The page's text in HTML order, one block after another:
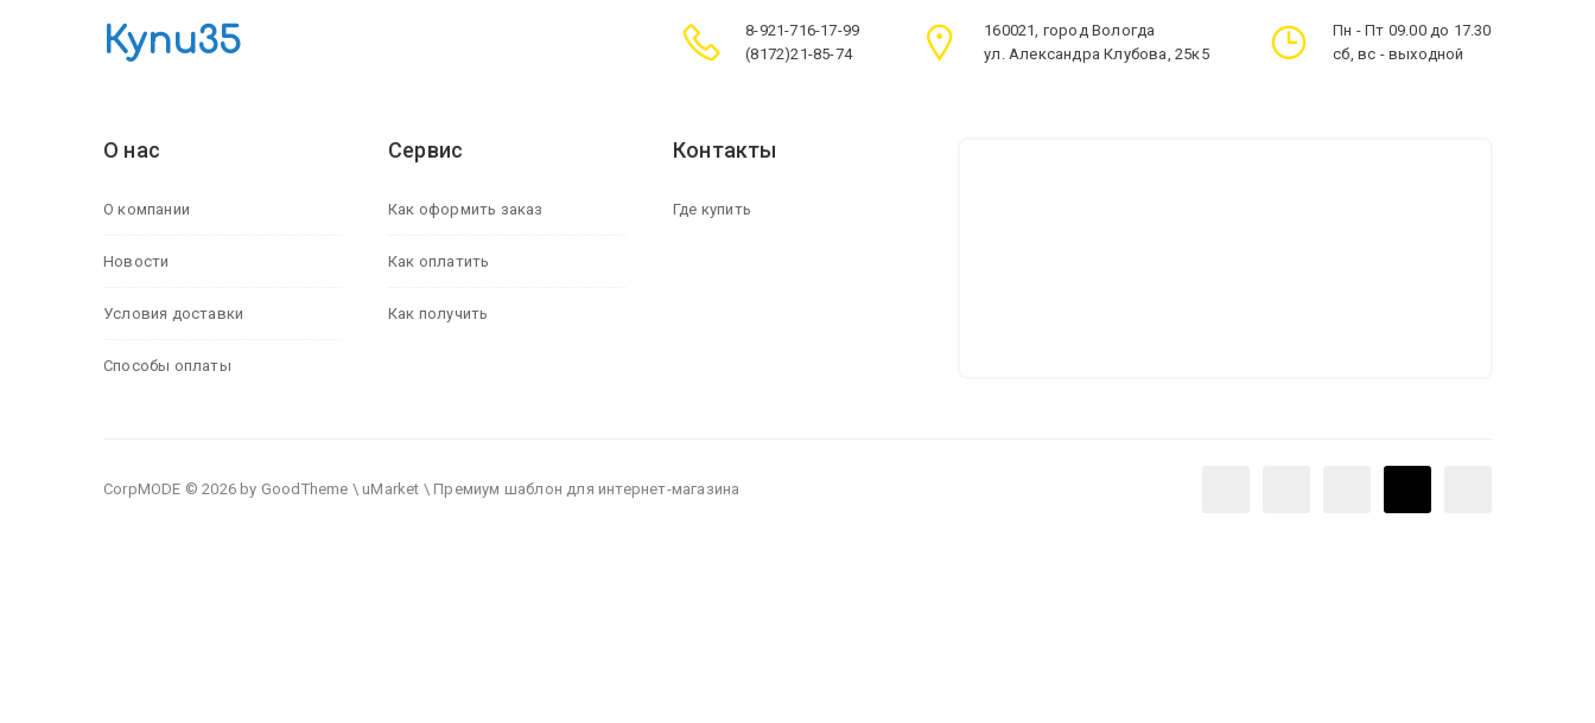
Купи35
8-921-716-17-99
(8172)21-85-74
160021, город Вологда
ул. Александра Клубова, 25к5
Пн - Пт 09.00 до 17.30
сб, вс - выходной
О нас
О компании
Новости
Условия доставки
Способы оплаты
Сервис
Как оформить заказ
Как оплатить
Как получить
Контакты
Где купить
CorpMODE © 2026 by GoodTheme \ uMarket \ Премиум шаблон для интернет-магазина